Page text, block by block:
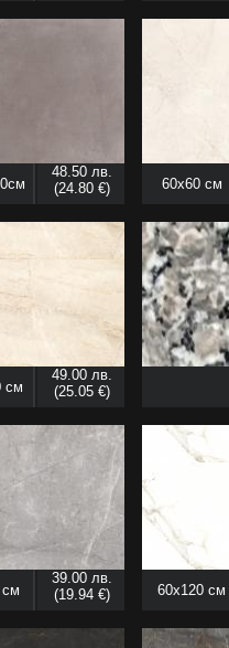
48.50 лв.
(24.80 €)
60x60 см
см
49.00 лв.
(25.05 €)
см
39.00 лв.
(19.94 €)
60x120 см